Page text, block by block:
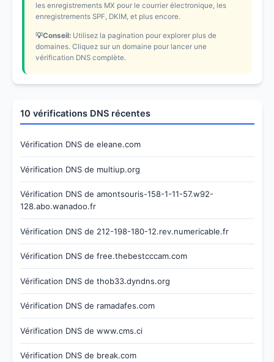
les enregistrements MX pour le courrier électronique, les
enregistrements SPF, DKIM, et plus encore.
💡Conseil:Utilisez la pagination pour explorer plus de
domaines. Cliquez sur un domaine pour lancer une
vérification DNS complète.
10 vérifications DNS récentes
Vérification DNS de eleane.com
Vérification DNS de multiup.org
Vérification DNS de amontsouris-158-1-11-57.w92-
128.abo.wanadoo.fr
Vérification DNS de 212-198-180-12.rev.numericable.fr
Vérification DNS de free.thebestcccam.com
Vérification DNS de thob33.dyndns.org
Vérification DNS de ramadafes.com
Vérification DNS de www.cms.ci
Vérification DNS de break.com